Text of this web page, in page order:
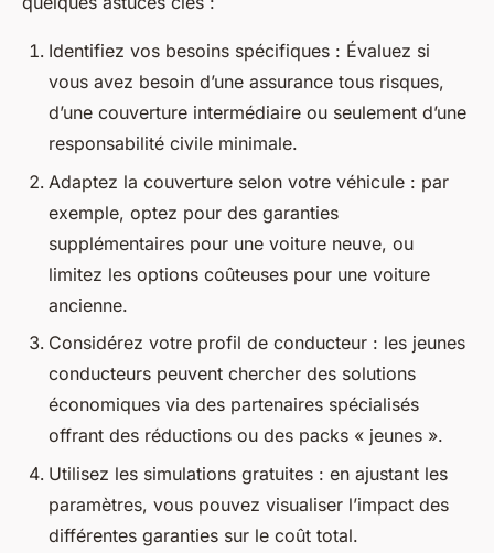
Identifiez vos besoins spécifiques : Évaluez si
vous avez besoin d’une assurance tous risques,
d’une couverture intermédiaire ou seulement d’une
responsabilité civile minimale.
Adaptez la couverture selon votre véhicule : par
exemple, optez pour des garanties
supplémentaires pour une voiture neuve, ou
limitez les options coûteuses pour une voiture
ancienne.
Considérez votre profil de conducteur : les jeunes
conducteurs peuvent chercher des solutions
économiques via des partenaires spécialisés
offrant des réductions ou des packs « jeunes ».
Utilisez les simulations gratuites : en ajustant les
paramètres, vous pouvez visualiser l’impact des
différentes garanties sur le coût total.